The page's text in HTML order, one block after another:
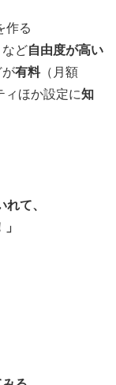
作る
など自由度が高い
が有料（月額
ィほか設定に知
て、